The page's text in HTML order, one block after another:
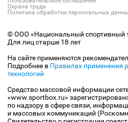
Охрана труда
Политика обработки персональных
© ООО «Национальный спортивный
Для лиц старше 18 лет
На сайте применяются
Подробнее в Правилах применения
технологий
Средство массовой информации
«www.sportbox.ru»
по надзору в сфере связи,
и массовых коммуникаций